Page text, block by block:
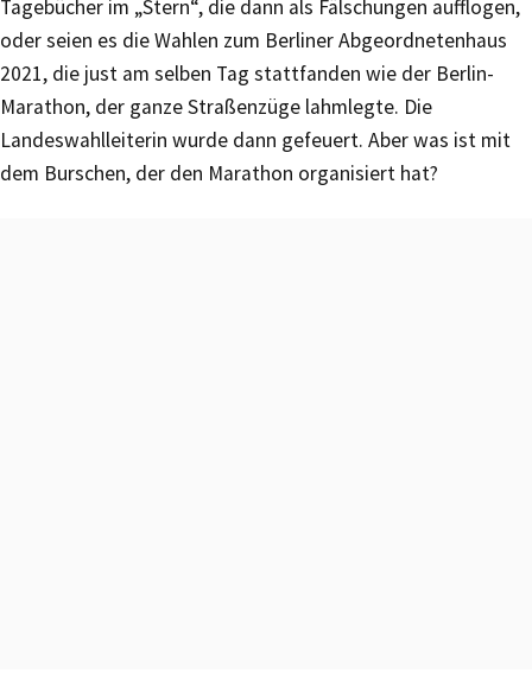
Tagebücher im „Stern“, die dann als Fälschungen aufflogen,
oder seien es die Wahlen zum Berliner Abgeordnetenhaus
2021, die just am selben Tag stattfanden wie der Berlin-
Marathon, der ganze Straßenzüge lahmlegte. Die
Landeswahlleiterin wurde dann gefeuert. Aber was ist mit
dem Burschen, der den Marathon organisiert hat?